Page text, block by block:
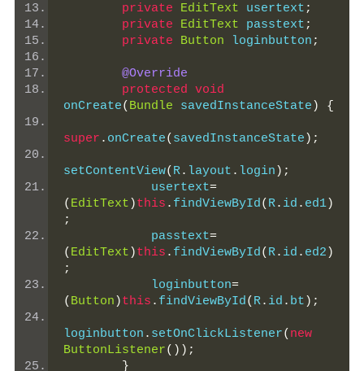
private
EditText usertext ;
private
EditText passtext ;
private
Button loginbutton ;
@Override
protected void
onCreate( Bundle savedInstanceState ) {
super . onCreate( savedInstanceState );
setContentView( R. layout . login );
            usertext
=
( EditText )this . findViewById( R. id . ed1)
;
            passtext
=
( EditText )this . findViewById( R. id . ed2 )
;
            loginbutton
=
( Button )this . findViewById( R. id . bt );
loginbutton . setOnClickListener( new
ButtonListener());
}